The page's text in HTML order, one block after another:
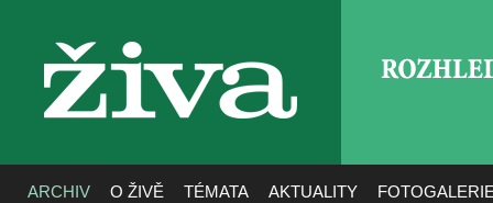
živa
ARCHIV O ŽIVĚ TÉMATA AKTUALITY